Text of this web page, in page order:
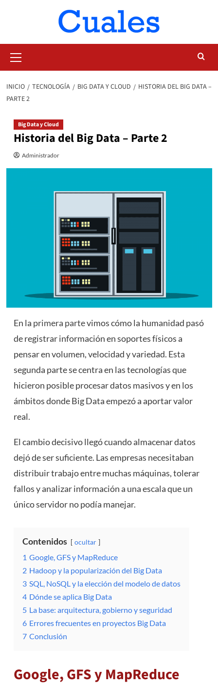
primario
INICIO TECNOLOGÍA BIG DATA Y CLOUD
HISTORIA DEL BIG DATA –
PARTE 2
Big Data y Cloud
Historia del Big Data – Parte 2
Administrador
En la primera partevimos cómo la humanidad pasó
de registrar información en soportes físicos a
pensar en volumen, velocidad y variedad. Esta
segunda parte se centra en las tecnologías que
hicieron posible procesar datos masivos y en los
ámbitos donde Big Data empezó a aportar valor
real.
El cambio decisivo llegó cuando almacenar datos
dejó de ser suficiente. Las empresas necesitaban
distribuir trabajo entre muchas máquinas, tolerar
fallos y analizar información a una escala que un
único servidor no podía manejar.
Contenidos ocultar
1 Google, GFS y MapReduce
2 Hadoop y la popularización del Big Data
3 SQL, NoSQL y la elección del modelo de datos
4 Dónde se aplica Big Data
5 La base: arquitectura, gobierno y seguridad
6 Errores frecuentes en proyectos Big Data
7 Conclusión
Google, GFS y MapReduce